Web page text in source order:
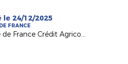
le 24/12/2025
FRANCE
Coupe de France Crédit Agricole : dans les coulisses des Sables VF